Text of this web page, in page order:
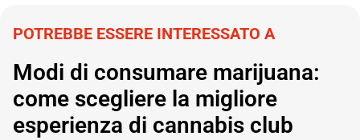
POTREBBE ESSERE INTERESSATO A
Modi di consumare marijuana:
come scegliere la migliore
esperienza di cannabis club